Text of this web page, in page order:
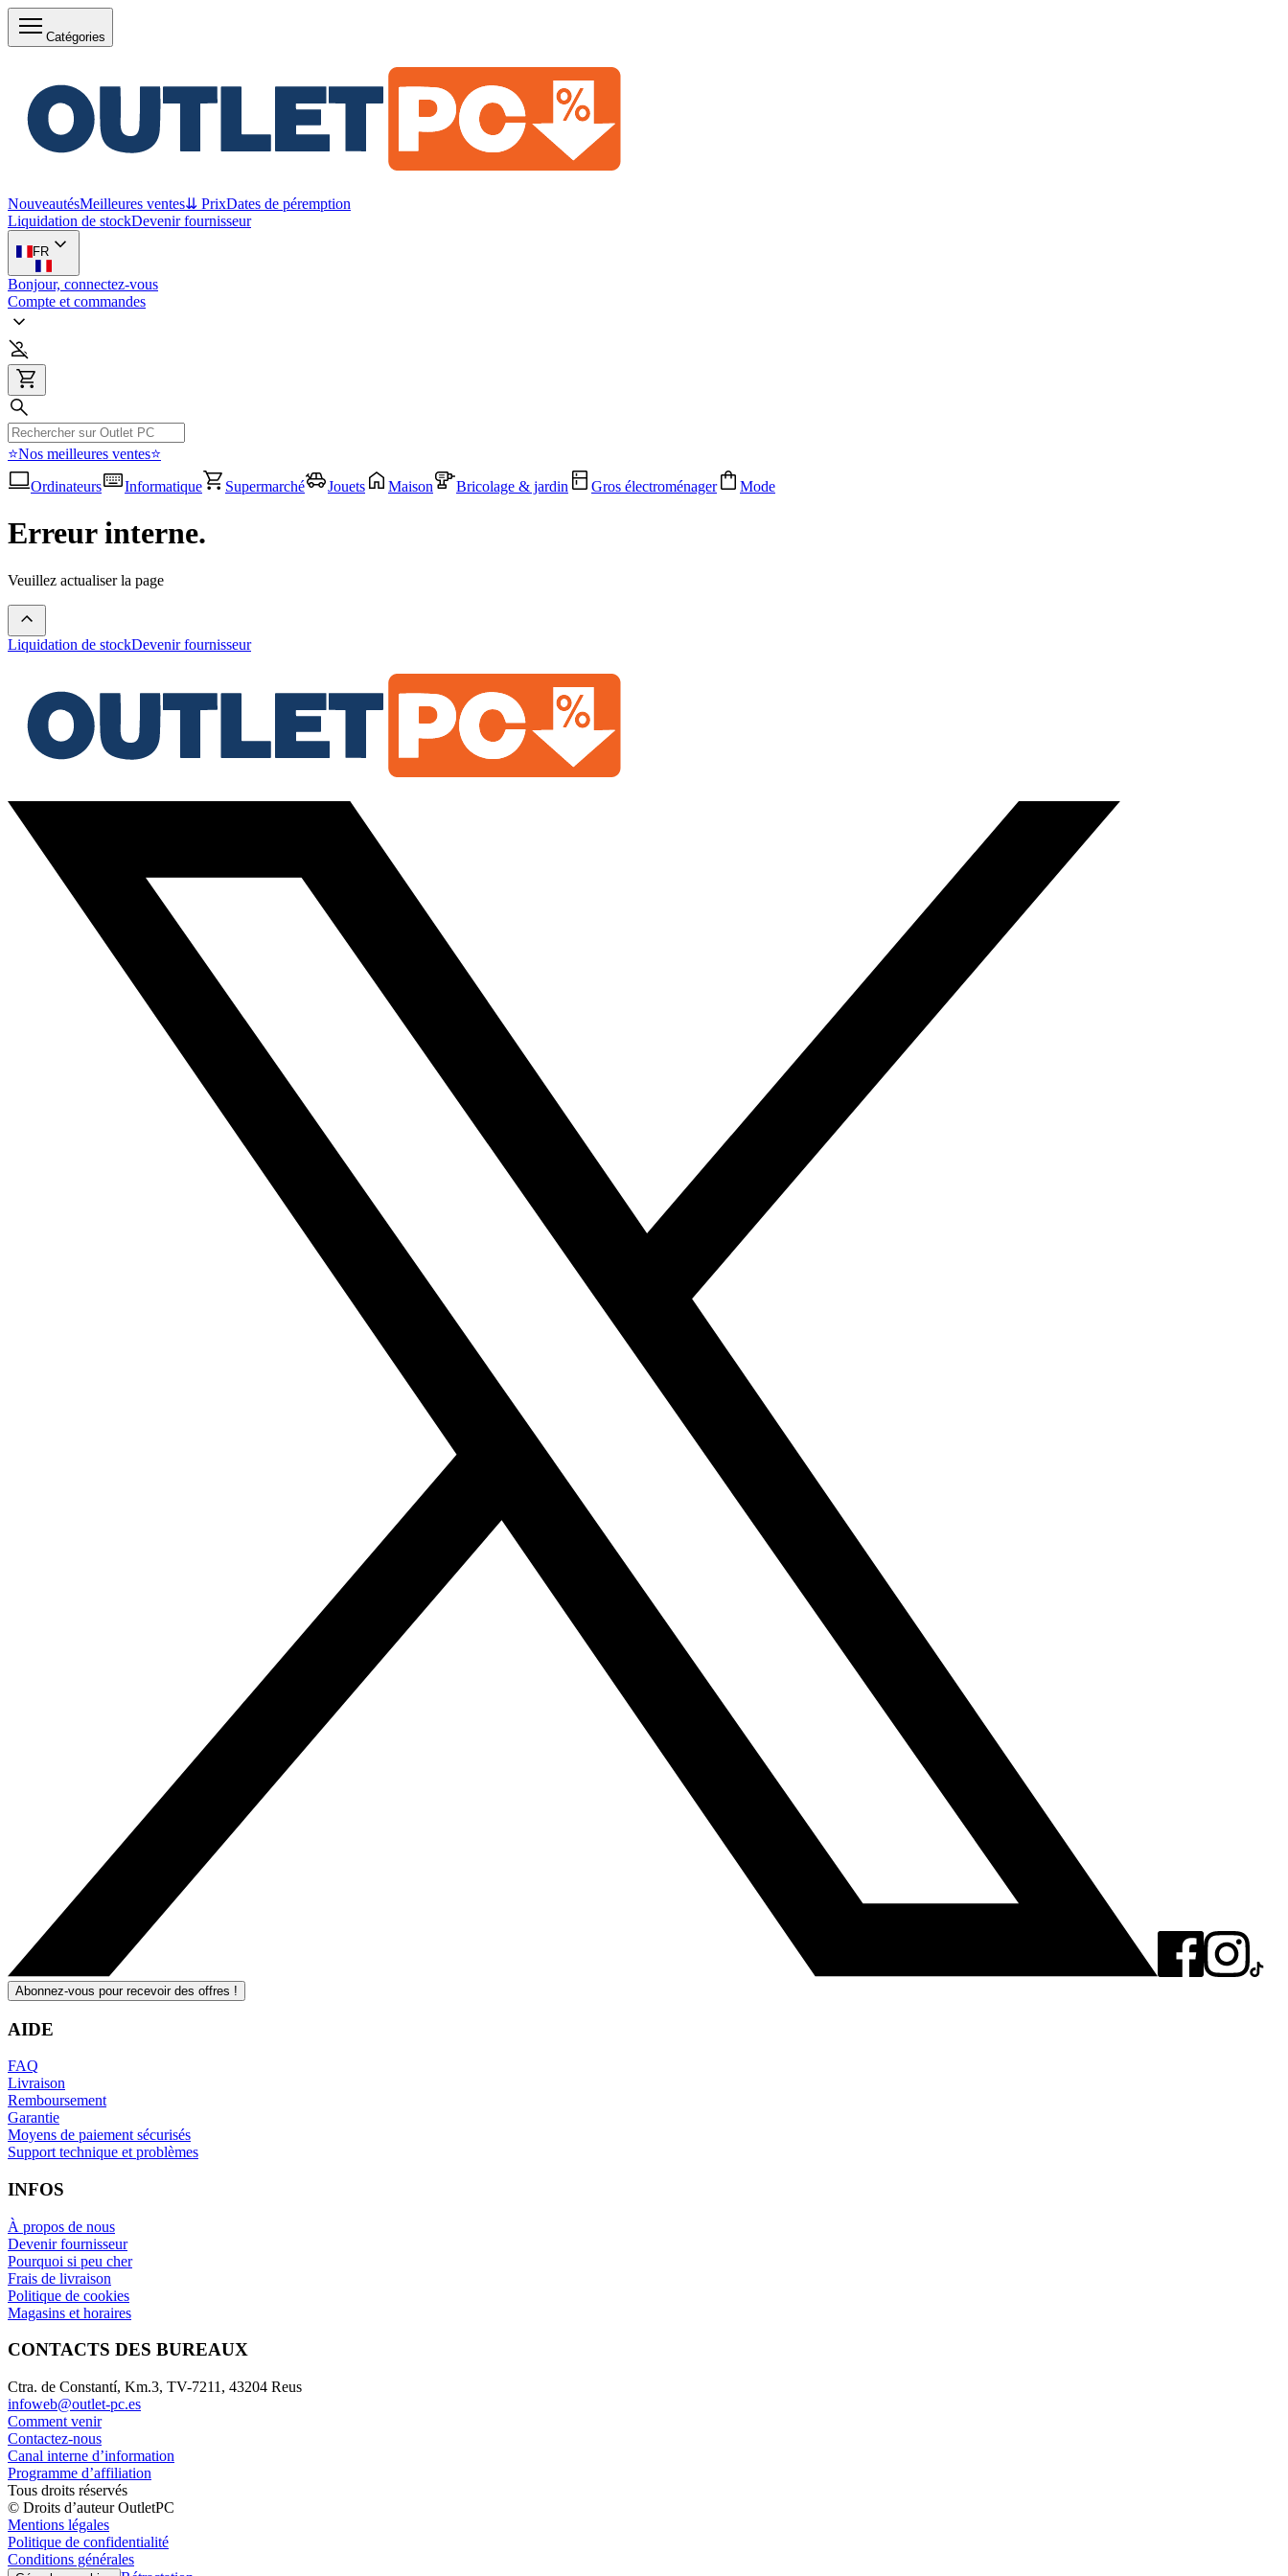
Catégories
NouveautésMeilleures ventes⇊ PrixDates de péremption
Liquidation de stockDevenir fournisseur
FR
Bonjour, connectez-vous
Compte et commandes
⭐Nos meilleures ventes⭐
Ordinateurs
Informatique Supermarché Jouets Maison Bricolage & jardin Gros électroménager Mode
Erreur interne.
Veuillez actualiser la page
Liquidation de stockDevenir fournisseur
Abonnez-vous pour recevoir des offres !
AIDE
FAQ
Livraison
Remboursement
Garantie
Moyens de paiement sécurisés
Support technique et problèmes
INFOS
À propos de nous
Devenir fournisseur
Pourquoi si peu cher
Frais de livraison
Politique de cookies
Magasins et horaires
CONTACTS DES BUREAUX
Ctra. de Constantí, Km.3, TV-7211, 43204 Reus
infoweb@outlet-pc.es
Comment venir
Contactez-nous
Canal interne d’information
Programme d’affiliation
Tous droits réservés
© Droits d’auteur OutletPC
Mentions légales
Politique de confidentialité
Conditions générales